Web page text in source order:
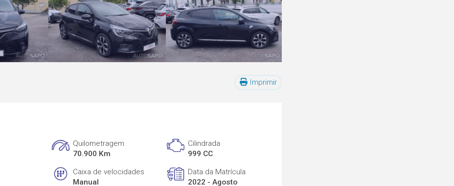
Imprimir
Quilometragem
70.900 Km
Cilindrada
999 CC
Caixa de velocidades
Manual
Data da Matrícula
2022 - Agosto